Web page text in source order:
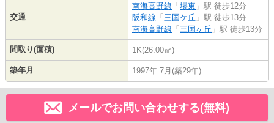
交通
南海高野線 「 堺東 」駅 徒歩12分
阪和線 「 三国ケ丘 」駅 徒歩13分
南海高野線 「 三国ヶ丘 」駅 徒歩13分
間取り(面積) 1K(26.00㎡)
築年月 1997年 7月(築29年)
メールでお問い合わせする(無料)